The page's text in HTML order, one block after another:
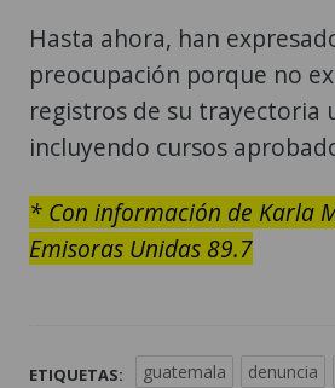
Hasta ahora, han
preocupación porque no
registros de su trayectoria
incluyendo cursos
* Con información de Karla
Emisoras Unidas 89.7
ETIQUETAS: guatemala denuncia